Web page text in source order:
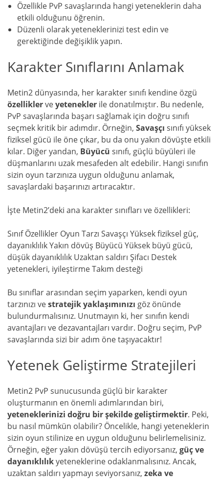
Özellikle PvP savaşlarında hangi yeteneklerin daha
etkili olduğunu öğrenin.
Düzenli olarak yeteneklerinizi test edin ve
gerektiğinde değişiklik yapın.
Karakter Sınıflarını Anlamak
Metin2 dünyasında, her karakter sınıfı kendine özgü
özelliklerveyetenekler ile donatılmıştır. Bu nedenle,
PvP savaşlarında başarı sağlamak için doğru sınıfı
seçmek kritik bir adımdır. Örneğin, Savaşçı sınıfı yüksek
fiziksel gücü ile öne çıkar, bu da onu yakın dövüşte etkili
kılar. Diğer yandan, Büyücü sınıfı, güçlü büyüleri ile
düşmanlarını uzak mesafeden alt edebilir. Hangi sınıfın
sizin oyun tarzınıza uygun olduğunu anlamak,
savaşlardaki başarınızı artıracaktır.
İşte Metin2’deki ana karakter sınıfları ve özellikleri:
Sınıf Özellikler Oyun Tarzı Savaşçı Yüksek fiziksel güç,
dayanıklılık Yakın dövüş Büyücü Yüksek büyü gücü,
düşük dayanıklılık Uzaktan saldırı Şifacı Destek
yetenekleri, iyileştirme Takım desteği
Bu sınıflar arasından seçim yaparken, kendi oyun
tarzınızı vestratejik yaklaşımınızı göz önünde
bulundurmalısınız. Unutmayın ki, her sınıfın kendi
avantajları ve dezavantajları vardır. Doğru seçim, PvP
savaşlarında sizi bir adım öne taşıyacaktır!
Yetenek Geliştirme Stratejileri
Metin2 PvP sunucusunda güçlü bir karakter
oluşturmanın en önemli adımlarından biri,
yeteneklerinizi doğru bir şekilde geliştirmektir. Peki,
bu nasıl mümkün olabilir? Öncelikle, hangi yeteneklerin
sizin oyun stilinize en uygun olduğunu belirlemelisiniz.
Örneğin, eğer yakın dövüşü tercih ediyorsanız, güç ve
dayanıklılıkyeteneklerine odaklanmalısınız. Ancak,
uzaktan saldırı yapmayı seviyorsanız, zeka ve